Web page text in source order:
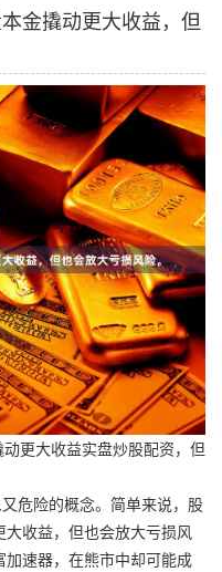
金撬动更大收益，但
更大收益实盘炒股配资，但
危险的概念。简单来说，股
收益，但也会放大亏损风
速器，在熊市中却可能成